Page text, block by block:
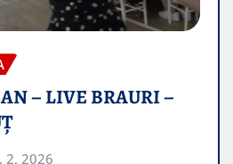
– LIVE BRAURI –
2, 2026